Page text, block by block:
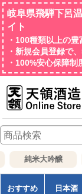
岐阜県飛騨下呂
イト
・100種類以上の豊
・新規会員登録で
・100%安心保障制
純米大吟醸
おすすめ 日本酒